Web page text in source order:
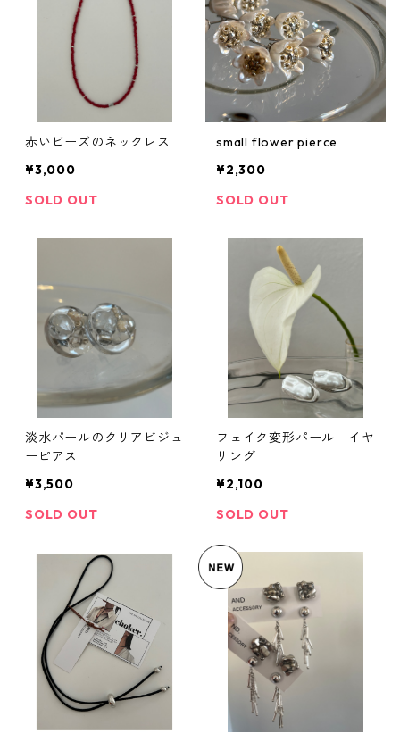
赤いビーズのネックレス
¥3,000
SOLD OUT
small flower pierce
¥2,300
SOLD OUT
淡水パールのクリアビジュ
ーピアス
¥3,500
SOLD OUT
フェイク変形パール イヤ
リング
¥2,100
SOLD OUT